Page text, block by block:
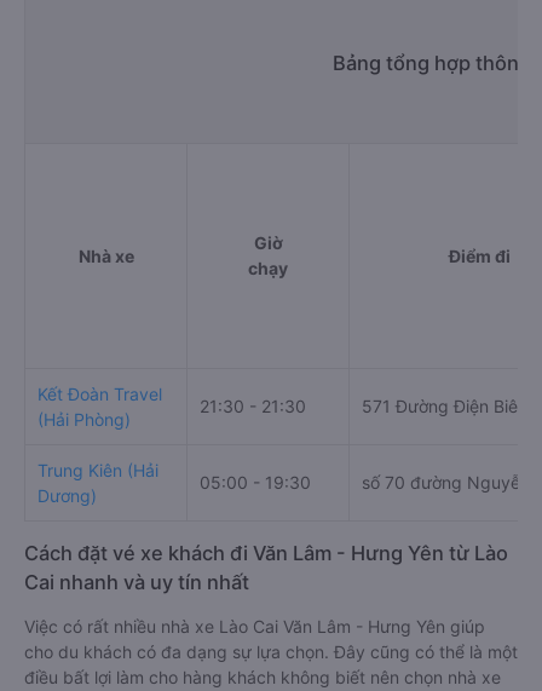
Bảng tổng hợp thông
Nhà xe
Giờ
chạy
Điểm đi
Kết Đoàn Travel
(Hải Phòng)
21:30 - 21:30 571 Đường Điện Biên
Trung Kiên (Hải
Dương)
05:00 - 19:30 số 70 đường Nguyễn
Cách đặt vé xe khách đi Văn Lâm - Hưng Yên từ Lào
Cai nhanh và uy tín nhất
Việc có rất nhiều nhà xe Lào Cai Văn Lâm - Hưng Yên giúp
cho du khách có đa dạng sự lựa chọn. Đây cũng có thể là một
điều bất lợi làm cho hàng khách không biết nên chọn nhà xe